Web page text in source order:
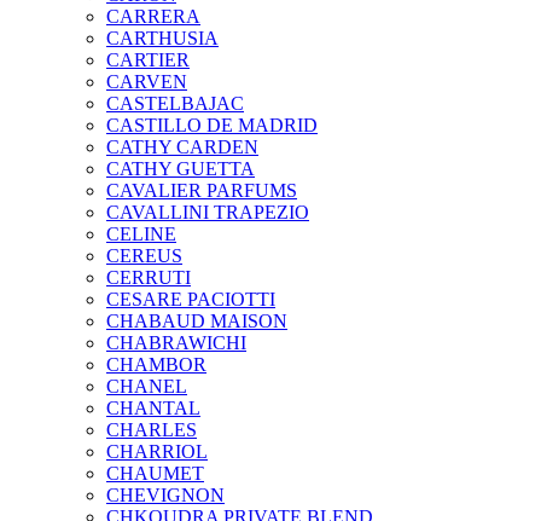
CARRERA
CARTHUSIA
CARTIER
CARVEN
CASTELBAJAC
CASTILLO DE MADRID
CATHY CARDEN
CATHY GUETTA
CAVALIER PARFUMS
CAVALLINI TRAPEZIO
CELINE
CEREUS
CERRUTI
CESARE PACIOTTI
CHABAUD MAISON
CHABRAWICHI
CHAMBOR
CHANEL
CHANTAL
CHARLES
CHARRIOL
CHAUMET
CHEVIGNON
CHKOUDRA PRIVATE BLEND